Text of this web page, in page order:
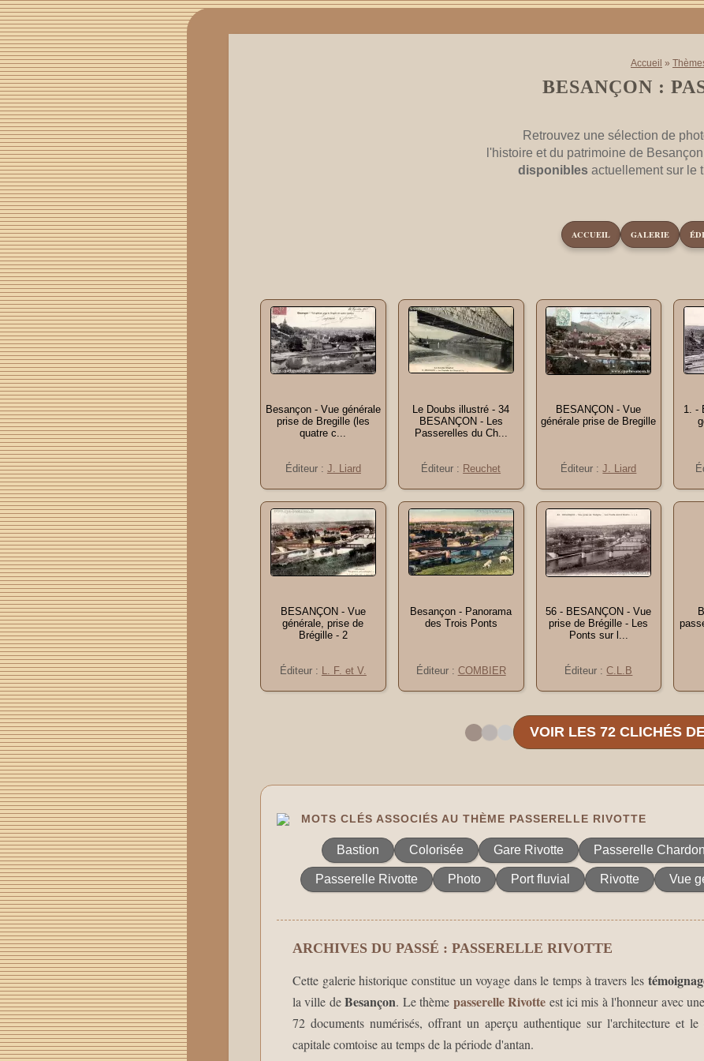
Accueil »
BESANÇON :
Retrouvez une sélection de
l'histoire et du patrimoine de
disponibles actuellement sur le
ACCUEIL GALERIE
Besançon - Vue générale
prise de Bregille (les
quatre c...
Éditeur : J. Liard
Le Doubs illustré - 34
BESANÇON - Les
Passerelles du Ch...
Éditeur : Reuchet
BESANÇON - Vue
générale prise de Bregille
Éditeur :J. Liard
1. -
BESANÇON - Vue
générale, prise de
Brégille - 2
Éditeur : L. F. et V.
Besançon - Panorama
des Trois Ponts
Éditeur : COMBIER
56 - BESANÇON - Vue
prise de Brégille - Les
Ponts sur l...
Éditeur :C.L.B
VOIR LES 72 CLICHÉS
MOTS CLÉS ASSOCIÉS AU THÈME PASSERELLE RIVOTTE
Bastion Colorisée Gare Rivotte Passerelle
Passerelle Rivotte Photo Port fluvial Rivotte Vue
ARCHIVES DU PASSÉ : PASSERELLE RIVOTTE
Cette galerie historique constitue un voyage dans le temps à travers les
la ville deBesançon. Le thème passerelle Rivotte est ici mis à l'honneur avec
72 documents numérisés, offrant un aperçu authentique sur l'architecture et
capitale comtoise au temps de la période d'antan.